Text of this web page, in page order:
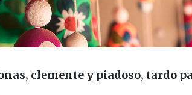
clemente y piadoso, tardo